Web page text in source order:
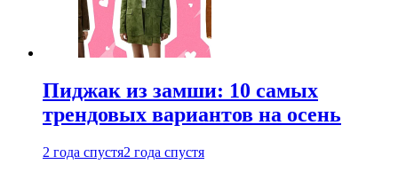
Пиджак из замши: 10 самых
трендовых вариантов на осень
2 года спустя2 года спустя